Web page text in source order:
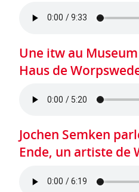
Une itw au
Haus de
Jochen Semken
Ende, un artiste de